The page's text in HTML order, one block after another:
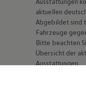
aktuellen
Abgebildet sind
Fahrzeuge
Bitte beachten
Übersicht der
Ausstattungen.